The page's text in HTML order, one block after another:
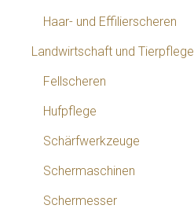
Haar- und Effilierscheren
Landwirtschaft und Tierpflege
Fellscheren
Hufpflege
Schärfwerkzeuge
Schermaschinen
Schermesser